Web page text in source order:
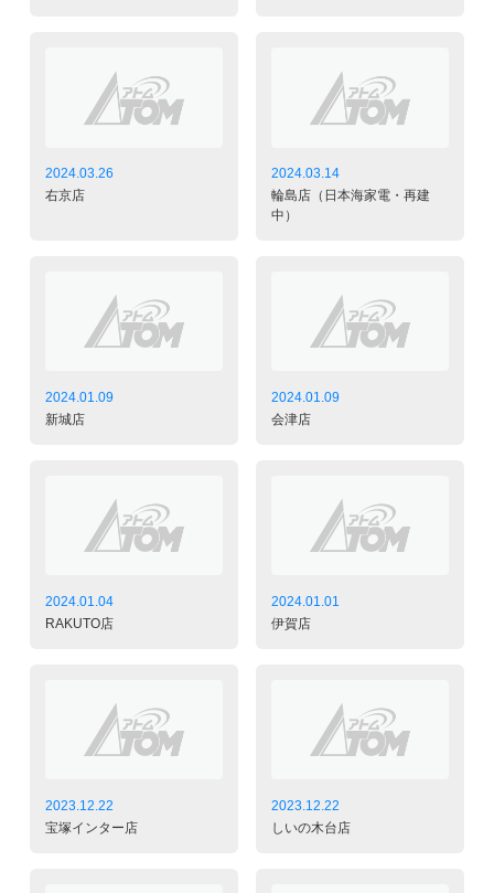
2024.03.26
右京店
2024.03.14
輪島店（日本海家電・再建
中）
2024.01.09
新城店
2024.01.09
会津店
2024.01.04
RAKUTO店
2024.01.01
伊賀店
2023.12.22
宝塚インター店
2023.12.22
しいの木台店